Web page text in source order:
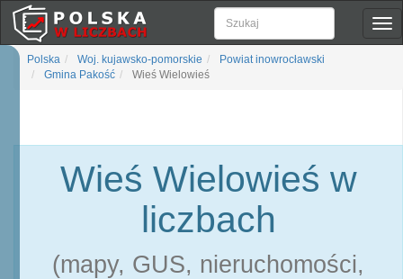
Polska Woj. kujawsko-pomorskie
Powiat inowrocławski
Gmina Pakość
Wieś Wielowieś
Wieś Wielowieś w
liczbach
(mapy, GUS, nieruchomości,